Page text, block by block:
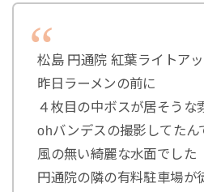
松島 円通院 紅葉ライトア
昨日ラーメンの前に
４枚目の中ボスが居そうな
ohバンデスの撮影してたん
風の無い綺麗な水面でした
円通院の隣の有料駐車場が